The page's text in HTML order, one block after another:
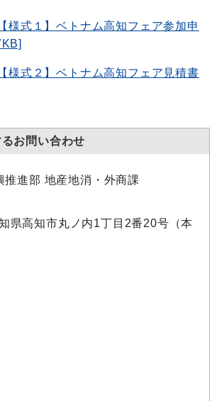
様式１】ベトナム高知フェア参加申
様式２】ベトナム高知フェア見積書
お問い合わせ
推進部 地産地消・外商課
県高知市丸ノ内1丁目2番20号（本